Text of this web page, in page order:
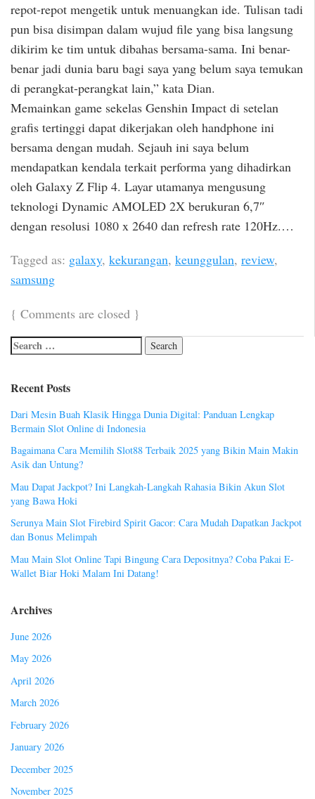
repot-repot mengetik untuk menuangkan ide. Tulisan tadi
pun bisa disimpan dalam wujud file yang bisa langsung
dikirim ke tim untuk dibahas bersama-sama. Ini benar-
benar jadi dunia baru bagi saya yang belum saya temukan
di perangkat-perangkat lain,” kata Dian.
Memainkan game sekelas Genshin Impact di setelan
grafis tertinggi dapat dikerjakan oleh handphone ini
bersama dengan mudah. Sejauh ini saya belum
mendapatkan kendala terkait performa yang dihadirkan
oleh Galaxy Z Flip 4. Layar utamanya mengusung
teknologi Dynamic AMOLED 2X berukuran 6,7″
dengan resolusi 1080 x 2640 dan refresh rate 120Hz.…
Tagged as: galaxy, kekurangan, keunggulan, review,
samsung
{ Comments are closed }
Recent Posts
Dari Mesin Buah Klasik Hingga Dunia Digital: Panduan Lengkap
Bermain Slot Online di Indonesia
Bagaimana Cara Memilih Slot88 Terbaik 2025 yang Bikin Main Makin
Asik dan Untung?
Mau Dapat Jackpot? Ini Langkah-Langkah Rahasia Bikin Akun Slot
yang Bawa Hoki
Serunya Main Slot Firebird Spirit Gacor: Cara Mudah Dapatkan Jackpot
dan Bonus Melimpah
Mau Main Slot Online Tapi Bingung Cara Depositnya? Coba Pakai E-
Wallet Biar Hoki Malam Ini Datang!
Archives
June 2026
May 2026
April 2026
March 2026
February 2026
January 2026
December 2025
November 2025